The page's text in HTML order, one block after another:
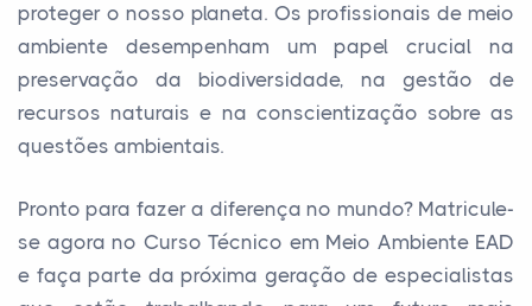
proteger o nosso planeta. Os profissionais de meio
ambiente desempenham um papel crucial na
preservação da biodiversidade, na gestão de
recursos naturais e na conscientização sobre as
questões ambientais.
Pronto para fazer a diferença no mundo? Matricule-
se agora no Curso Técnico em Meio Ambiente EAD
e faça parte da próxima geração de especialistas